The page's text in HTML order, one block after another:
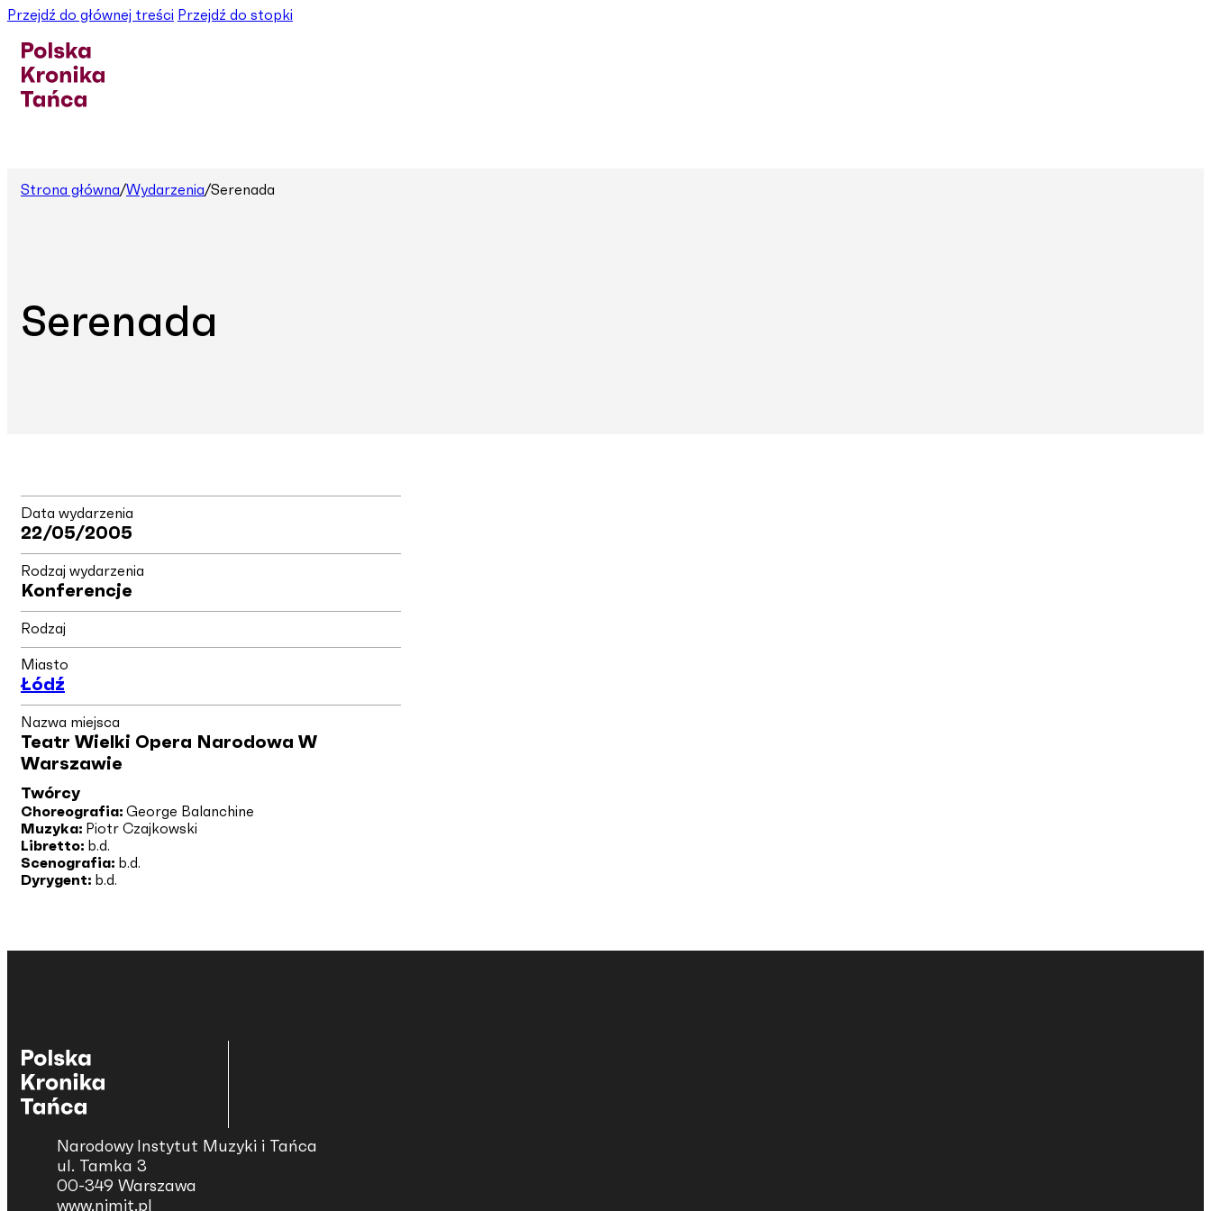
Przejdź do głównej treści Przejdź do stopki
Strona główna/Wydarzenia/Serenada
Serenada
Data wydarzenia
22/05/2005
Rodzaj wydarzenia
Konferencje
Rodzaj
Miasto
Łódź
Nazwa miejsca
Teatr Wielki Opera Narodowa W
Warszawie
Twórcy
Choreografia: George Balanchine
Muzyka: Piotr Czajkowski
Libretto: b.d.
Scenografia: b.d.
Dyrygent: b.d.
Narodowy Instytut Muzyki i Tańca
ul. Tamka 3
00-349 Warszawa
www.nimit.pl